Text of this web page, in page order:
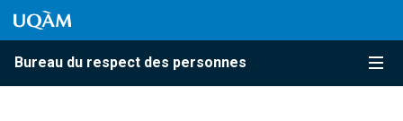
Passer au contenu
Accéder au menu principal
Accéder à la recherche
Passer au contenu
Accéder au menu principal
Bureau du respect des personnes
Menu